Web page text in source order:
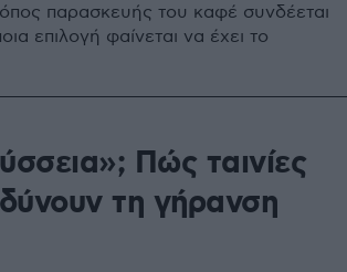
παρασκευής του καφέ συνδέεται
επιλογή φαίνεται να έχει το
Πώς ταινίες
τη γήρανση